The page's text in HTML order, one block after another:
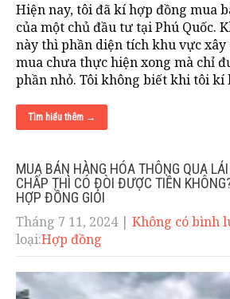
Hiện nay, tôi đã kí hợp đồng mua
của một chủ đầu tư tại Phú Quốc.
này thì phần diện tích khu vực
mua chưa thực hiện xong mà chỉ
phần nhỏ. Tôi không biết khi tôi
Tìm hiểu thêm →
MUA BÁN HÀNG HÓA THÔNG QUA
CHẤP THÌ CÓ ĐÒI ĐƯỢC TIỀN
HỢP ĐỒNG GIỎI
Tháng 7 11, 2024 | Không có bình
loại:Hợp đồng